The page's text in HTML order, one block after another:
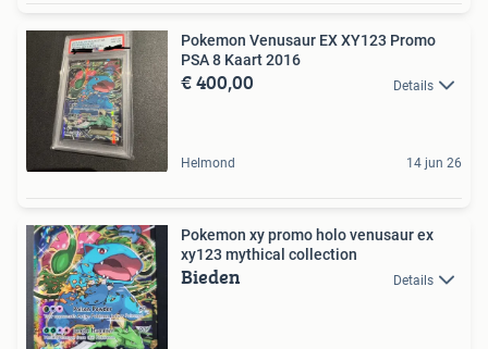
Pokemon Venusaur EX XY123 Promo
PSA 8 Kaart 2016
€ 400,00 Details
Helmond 14 jun 26
Pokemon xy promo holo venusaur ex
xy123 mythical collection
Bieden Details